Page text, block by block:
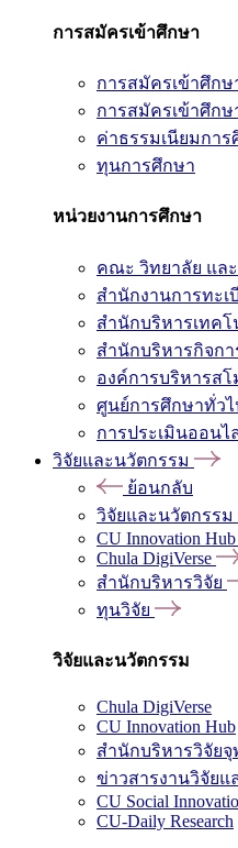
การสมัครเข้าศึกษา
การสมัครเข้าศึก
การสมัครเข้าศึก
ค่าธรรมเนียมการ
ทุนการศึกษา
หน่วยงานการศึกษา
คณะ วิทยาลัย แล
สำนักงานการทะเ
สำนักบริหารเทค
สำนักบริหารกิจก
องค์การบริหารส
ศูนย์การศึกษาทั่วไ
การประเมินออนไ
วิจัยและนวัตกรรม
ย้อนกลับ
วิจัยและนวัตกรรม
CU Innovation Hub
Chula DigiVerse
สำนักบริหารวิจัย
ทุนวิจัย
วิจัยและนวัตกรรม
Chula DigiVerse
CU Innovation Hub
สำนักบริหารวิจัยจุ
ข่าวสารงานวิจัยแ
CU Social
CU-Daily Research